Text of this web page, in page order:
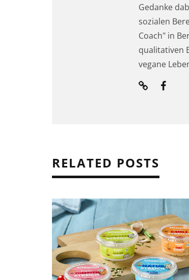
Gedanke
sozialen
Coach" in
qualitativen
vegane
RELATED POSTS